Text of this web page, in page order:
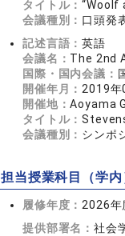
タイトル：“Woolf
会議種別： 口頭発
記述言語：英語
会議名： The 2nd
国際・国内会議：
開催年月： 2019年
開催地：Aoyama
タイトル：
会議種別： シンポ
担当授業科目（学内
履修年度： 2026年
提供部署名：社会